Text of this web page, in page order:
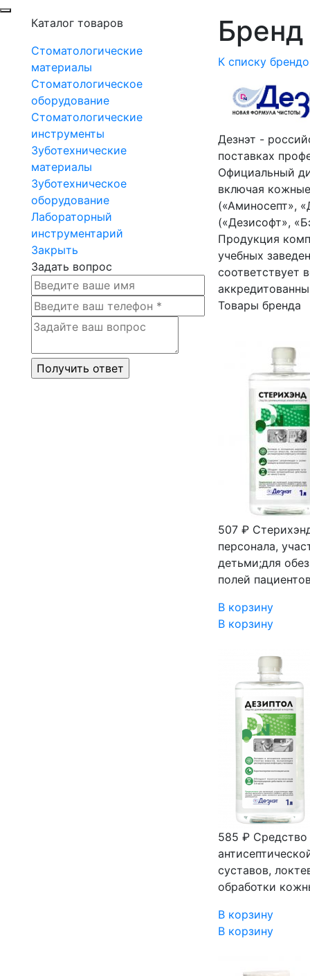
Каталог товаров
Стоматологические
материалы
Стоматологическое
оборудование
Стоматологические
инструменты
Зуботехнические
материалы
Зуботехническое
оборудование
Лабораторный
инструментарий
Закрыть
Задать вопрос
К списку
Дезнэт -
поставках
Официальный
включая
(«Аминосепт»,
(«Дезисофт»,
Продукция
учебных
соответствует
Товары бренда
507 ₽
персонала,
детьми;для
полей
В корзину
В корзину
585 ₽
суставов,
обработки
В корзину
В корзину